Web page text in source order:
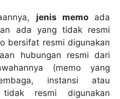
jenis memoada
ada yang tidak resmi
bersifat resmi digunakan
hubungan resmi dari
(memo yang
instansi atau
resmi digunakan